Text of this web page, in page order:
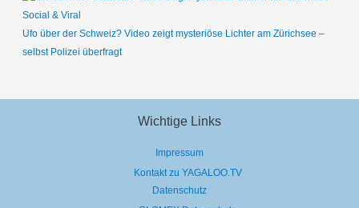
Social & Viral
Ufo über der Schweiz? Video zeigt mysteriöse Lichter am Zürichsee –
selbst Polizei überfragt
Wichtige Links
Impressum
Kontakt zu YAGALOO.TV
Datenschutz